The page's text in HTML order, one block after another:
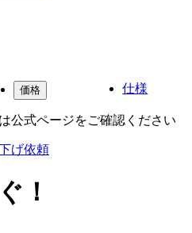
価格 仕様
公式ページをご確認ください
げ依頼
！